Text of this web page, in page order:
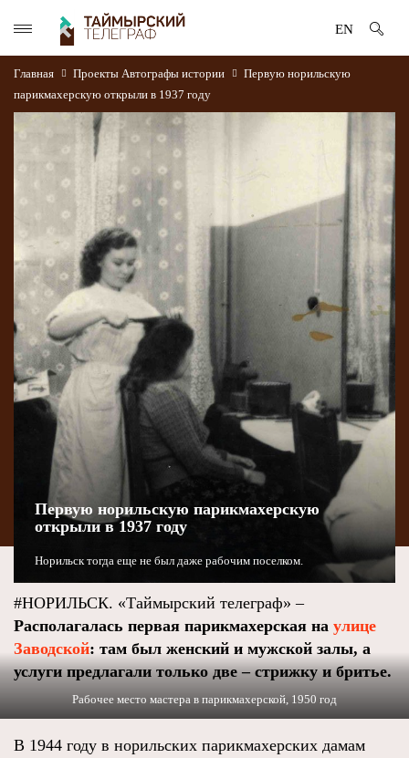
EN
Главная Проекты Автографы истории
Первую норильскую
парикмахерскую открыли в 1937 году
Первую норильскую парикмахерскую
открыли в 1937 году
Норильск тогда еще не был даже рабочим поселком.
#НОРИЛЬСК. «Таймырский телеграф» –
Располагалась первая парикмахерская на улице
Заводской: там был женский и мужской залы, а
услуги предлагали только две – стрижку и бритье.
Рабочее место мастера в парикмахерской, 1950 год
В 1944 году в норильских парикмахерских дамам